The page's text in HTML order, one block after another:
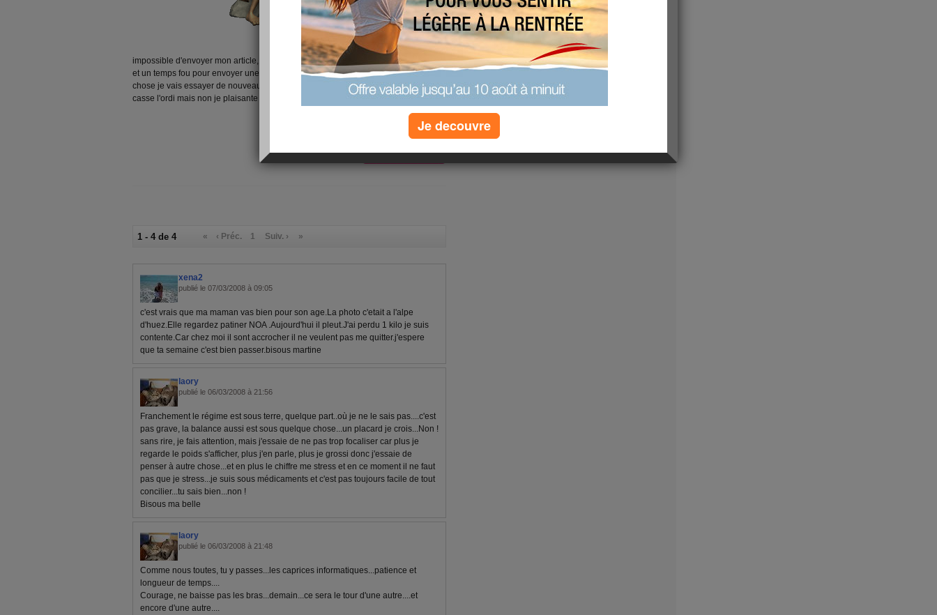
impossible d'envoyer mon article, j'ai essayé ce matin, dans l'aprés midi rien a faire
et un temps fou pour envoyer une com, la semaine passée ça m'a fait la même
chose je vais essayer de nouveau je croise les doigts que ça marche autrement je
casse l'ordi mais non je plaisante les filles bisous
(4) commentaires
1 - 4 de 4 « ‹ Préc. 1 Suiv. › »
xena2
publié le 07/03/2008 à 09:05
c'est vrais que ma maman vas bien pour son age.La photo c'etait a l'alpe
d'huez.Elle regardez patiner NOA .Aujourd'hui il pleut.J'ai perdu 1 kilo je suis
contente.Car chez moi il sont accrocher il ne veulent pas me quitter.j'espere
que ta semaine c'est bien passer.bisous martine
laory
publié le 06/03/2008 à 21:56
Franchement le régime est sous terre, quelque part..où je ne le sais pas....c'est
pas grave, la balance aussi est sous quelque chose...un placard je crois...Non !
sans rire, je fais attention, mais j'essaie de ne pas trop focaliser car plus je
regarde le poids s'afficher, plus j'en parle, plus je grossi donc j'essaie de
penser à autre chose...et en plus le chiffre me stress et en ce moment il ne faut
pas que je stress...je suis sous médicaments et c'est pas toujours facile de tout
concilier...tu sais bien...non !
Bisous ma belle
laory
publié le 06/03/2008 à 21:48
Comme nous toutes, tu y passes...les caprices informatiques...patience et
longueur de temps....
Courage, ne baisse pas les bras...demain...ce sera le tour d'une autre....et
encore d'une autre....
Je decouvre